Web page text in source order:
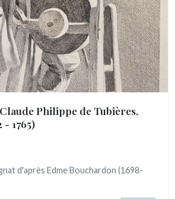
Philippe de Tubières,
- 1765)
d'après Edme Bouchardon (1698-